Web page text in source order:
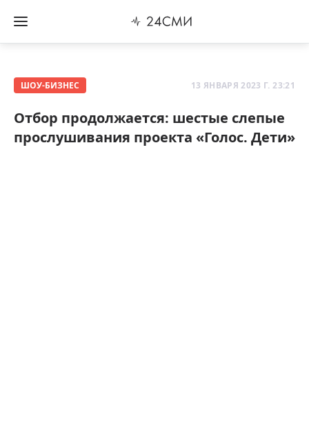
ШОУ-БИЗНЕС 13 ЯНВАРЯ 2023 Г. 23:21
Отбор продолжается: шестые слепые
прослушивания проекта «Голос. Дети»